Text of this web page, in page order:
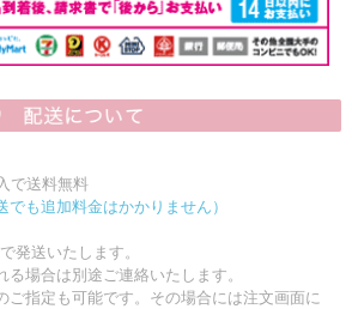
で送料無料
でも追加料金はかかりません）
発送いたします。
場合は別途ご連絡いたします。
ご指定も可能です。その場合には注文画面に